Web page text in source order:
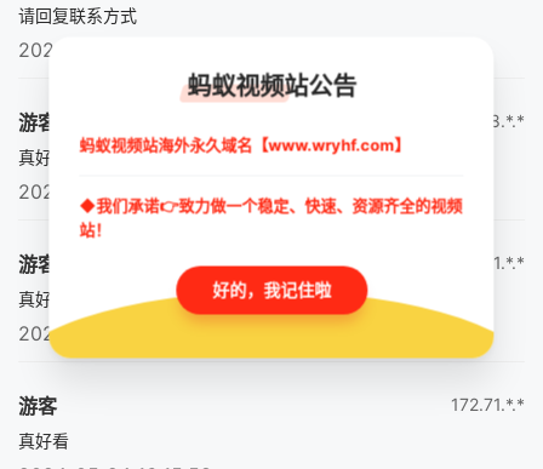
请回复联系方式
2024-05-24 16:16:02
游客
真好看
2024-05-24 16:16:01
162.158.*.*
游客
真好看
2024-05-24 16:15:59
172.71.*.*
游客
真好看
172.71.*.*
蚂蚁视频站公告
蚂蚁视频站海外永久域名【www.wryhf.com】
◆我们承诺👉致力做一个稳定、快速、资源齐全的视频
站！
好的，我记住啦